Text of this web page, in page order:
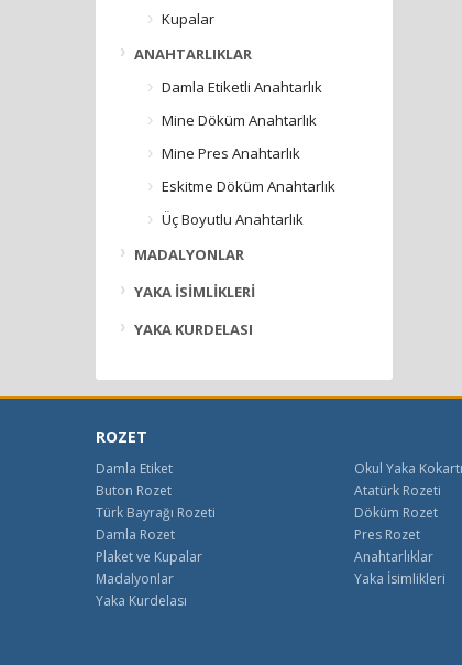
Kupalar
ANAHTARLIKLAR
Damla Etiketli Anahtarlık
Mine Döküm Anahtarlık
Mine Pres Anahtarlık
Eskitme Döküm Anahtarlık
Üç Boyutlu Anahtarlık
MADALYONLAR
YAKA İSİMLİKLERİ
YAKA KURDELASI
ROZET
Damla Etiket
Okul Yaka Kokartı
Buton Rozet
Atatürk Rozeti
Türk Bayrağı Rozeti
Döküm Rozet
Damla Rozet
Pres Rozet
Plaket ve Kupalar
Anahtarlıklar
Madalyonlar
Yaka İsimlikleri
Yaka Kurdelası